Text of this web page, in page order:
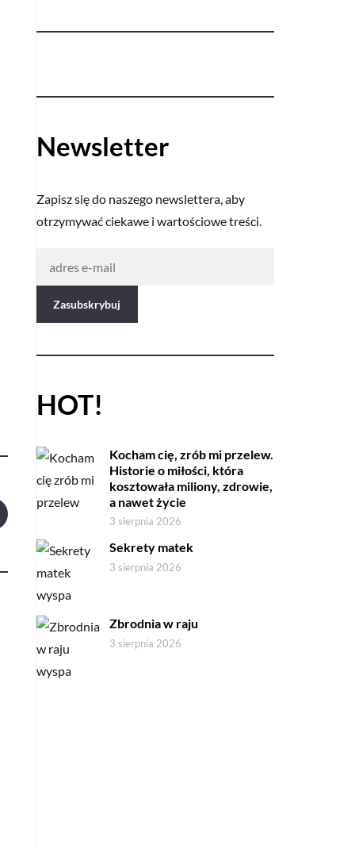
Newsletter
Zapisz się do naszego newslettera, aby
otrzymywać ciekawe i wartościowe treści.
HOT!
Kocham cię, zrób mi przelew.
Historie o miłości, która
kosztowała miliony, zdrowie,
a nawet życie
3 sierpnia 2026
Sekrety matek
3 sierpnia 2026
Zbrodnia w raju
3 sierpnia 2026